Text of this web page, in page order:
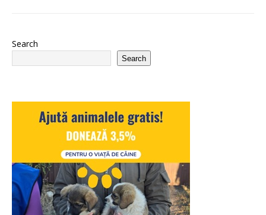
Search
Search